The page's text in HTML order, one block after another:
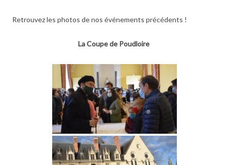
Retrouvez les photos de nos événements précédents !
La Coupe de Poudloire